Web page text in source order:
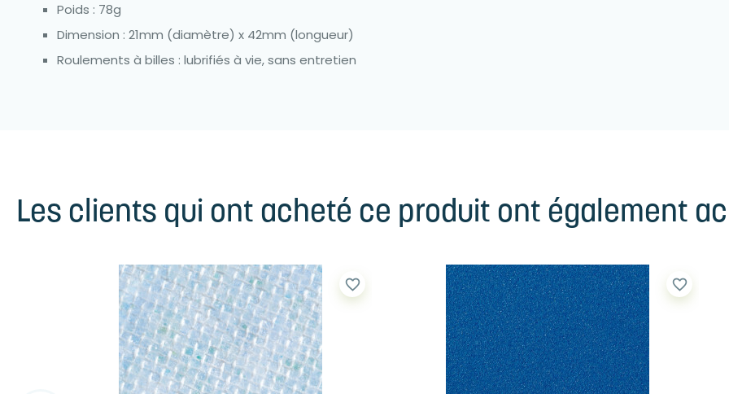
Poids : 78g
Dimension : 21mm (diamètre) x 42mm (longueur)
Roulements à billes : lubrifiés à vie, sans entretien
Les clients qui ont acheté ce produit ont également
favorite_border favorite_border